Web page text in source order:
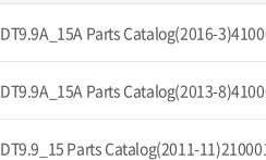
DT9.9A_15A Parts Catalog(2016-
DT9.9A_15A Parts Catalog(2013-
DT9.9_15 Parts Catalog(2011-